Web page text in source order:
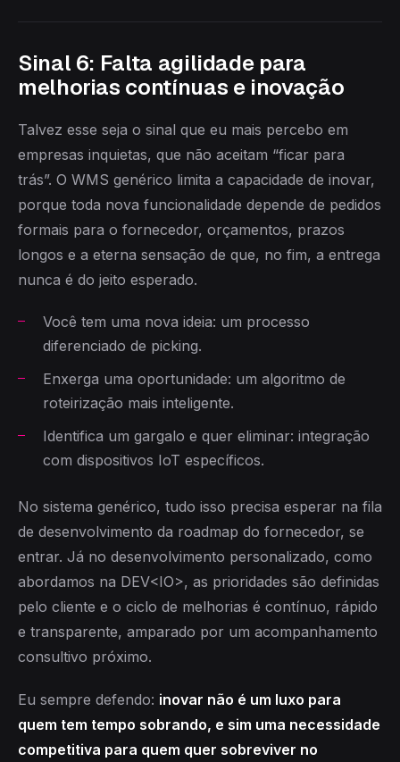
Sinal 6: Falta agilidade para
melhorias contínuas e inovação
Talvez esse seja o sinal que eu mais percebo em
empresas inquietas, que não aceitam “ficar para
trás”. O WMS genérico limita a capacidade de inovar,
porque toda nova funcionalidade depende de pedidos
formais para o fornecedor, orçamentos, prazos
longos e a eterna sensação de que, no fim, a entrega
nunca é do jeito esperado.
Você tem uma nova ideia: um processo
diferenciado de picking.
Enxerga uma oportunidade: um algoritmo de
roteirização mais inteligente.
Identifica um gargalo e quer eliminar: integração
com dispositivos IoT específicos.
No sistema genérico, tudo isso precisa esperar na fila
de desenvolvimento da roadmap do fornecedor, se
entrar. Já no desenvolvimento personalizado, como
abordamos na DEV<IO>, as prioridades são definidas
pelo cliente e o ciclo de melhorias é contínuo, rápido
e transparente, amparado por um acompanhamento
consultivo próximo.
Eu sempre defendo: inovar não é um luxo para
quem tem tempo sobrando, e sim uma necessidade
competitiva para quem quer sobreviver no